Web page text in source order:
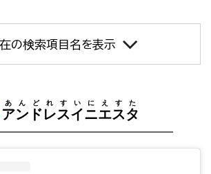
の検索項目名を表示
アンドレスイニエスタ
あんどれすいにえすた